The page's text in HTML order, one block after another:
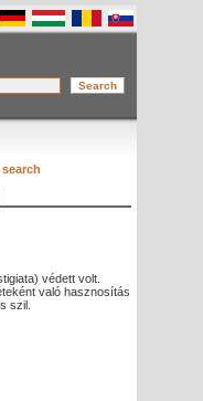
search
védett volt.
való hasznosítás
szil.